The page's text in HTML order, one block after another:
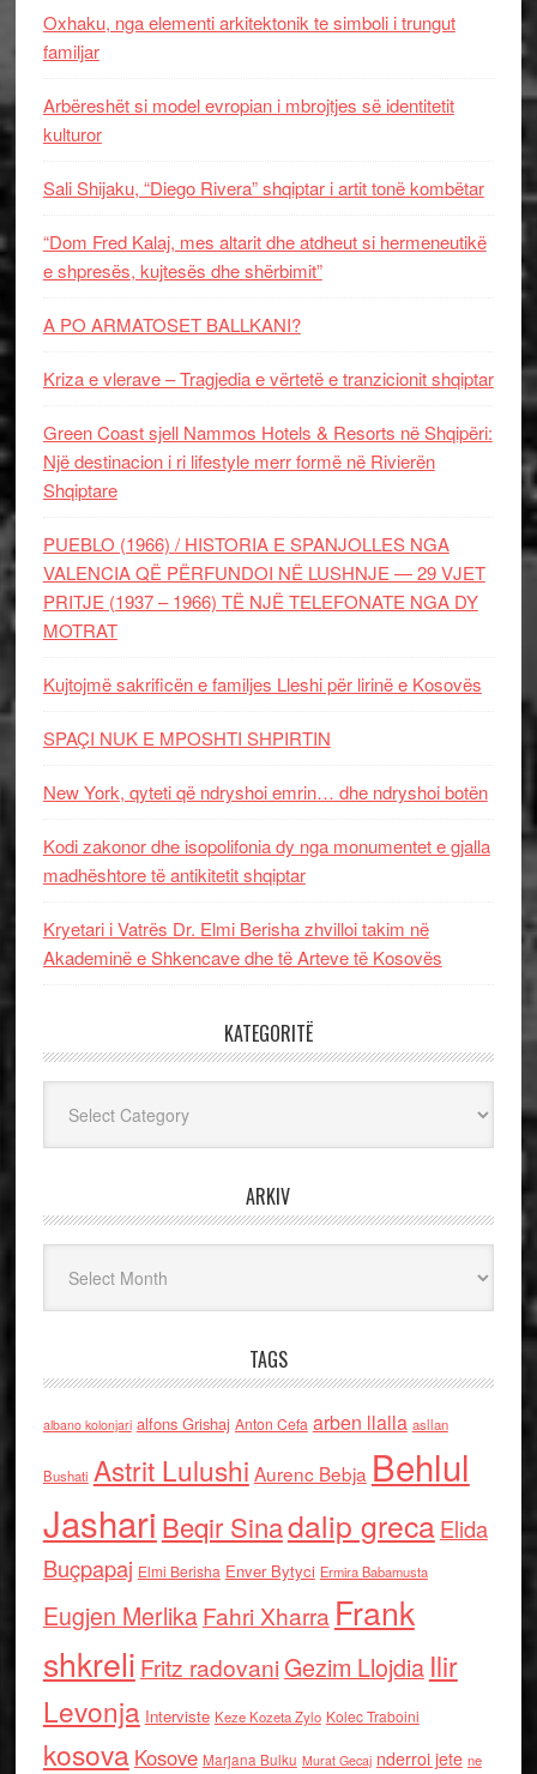
Oxhaku, nga elementi arkitektonik te simboli i trungut
familjar
Arbëreshët si model evropian i mbrojtjes së identitetit
kulturor
Sali Shijaku, “Diego Rivera” shqiptar i artit tonë kombëtar
“Dom Fred Kalaj, mes altarit dhe atdheut si hermeneutikë
e shpresës, kujtesës dhe shërbimit”
A PO ARMATOSET BALLKANI?
Kriza e vlerave – Tragjedia e vërtetë e tranzicionit shqiptar
Green Coast sjell Nammos Hotels & Resorts në Shqipëri:
Një destinacion i ri lifestyle merr formë në Rivierën
Shqiptare
PUEBLO (1966) / HISTORIA E SPANJOLLES NGA
VALENCIA QË PËRFUNDOI NË LUSHNJE — 29 VJET
PRITJE (1937 – 1966) TË NJË TELEFONATE NGA DY
MOTRAT
Kujtojmë sakrificën e familjes Lleshi për lirinë e Kosovës
SPAÇI NUK E MPOSHTI SHPIRTIN
New York, qyteti që ndryshoi emrin… dhe ndryshoi botën
Kodi zakonor dhe isopolifonia dy nga monumentet e gjalla
madhështore të antikitetit shqiptar
Kryetari i Vatrës Dr. Elmi Berisha zhvilloi takim në
Akademinë e Shkencave dhe të Arteve të Kosovës
KATEGORITË
ARKIV
TAGS
albano kolonjari alfons Grishaj Anton Cefa arben llalla asllan
Bushati Astrit Lulushi Aurenc Bebja Behlul
Jashari Beqir Sinadalip grecaElida
Buçpapaj Elmi Berisha Enver Bytyci Ermira Babamusta
Eugjen MerlikaFahri Xharra Frank
shkreli Fritz radovaniGezim Llojdia Ilir
Levonja Interviste Keze Kozeta Zylo Kolec Traboini
kosova Kosove Marjana Bulku Murat Gecaj nderroi jete ne